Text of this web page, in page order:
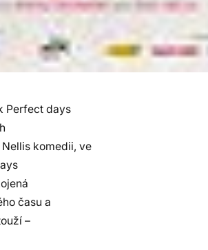
Perfect days
komedii, ve
času a
–